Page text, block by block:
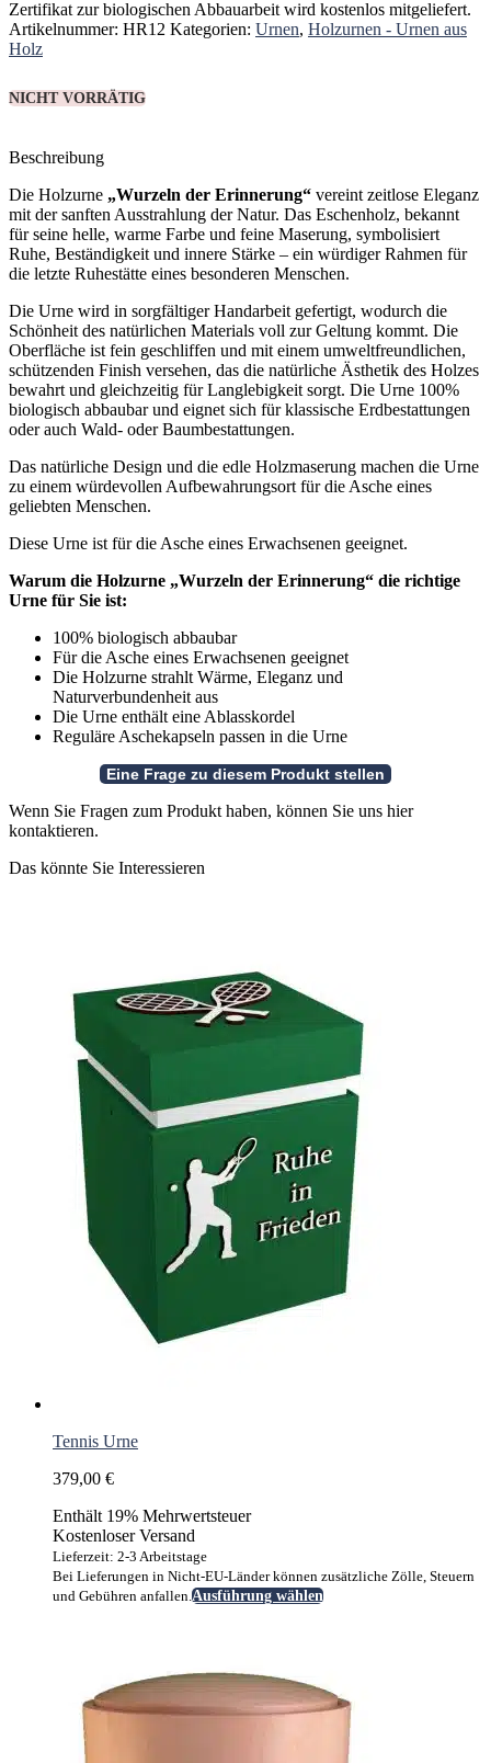
Zertifikat zur biologischen Abbauarbeit wird kostenlos mitgeliefert.
Artikelnummer: HR12 Kategorien: Urnen, Holzurnen - Urnen aus
Holz
NICHT VORRÄTIG
Beschreibung
Die Holzurne „Wurzeln der Erinnerung“ vereint zeitlose Eleganz
mit der sanften Ausstrahlung der Natur. Das Eschenholz, bekannt
für seine helle, warme Farbe und feine Maserung, symbolisiert
Ruhe, Beständigkeit und innere Stärke – ein würdiger Rahmen für
die letzte Ruhestätte eines besonderen Menschen.
Die Urne wird in sorgfältiger Handarbeit gefertigt, wodurch die
Schönheit des natürlichen Materials voll zur Geltung kommt. Die
Oberfläche ist fein geschliffen und mit einem umweltfreundlichen,
schützenden Finish versehen, das die natürliche Ästhetik des Holzes
bewahrt und gleichzeitig für Langlebigkeit sorgt. Die Urne 100%
biologisch abbaubar und eignet sich für klassische Erdbestattungen
oder auch Wald- oder Baumbestattungen.
Das natürliche Design und die edle Holzmaserung machen die Urne
zu einem würdevollen Aufbewahrungsort für die Asche eines
geliebten Menschen.
Diese Urne ist für die Asche eines Erwachsenen geeignet.
Warum die Holzurne „Wurzeln der Erinnerung“ die richtige
Urne für Sie ist:
100% biologisch abbaubar
Für die Asche eines Erwachsenen geeignet
Die Holzurne strahlt Wärme, Eleganz und
Naturverbundenheit aus
Die Urne enthält eine Ablasskordel
Reguläre Aschekapseln passen in die Urne
Wenn Sie Fragen zum Produkt haben, können Sie uns hier
kontaktieren.
Das könnte Sie Interessieren
Tennis Urne
379,00 €
Enthält 19% Mehrwertsteuer
Kostenloser Versand
Lieferzeit: 2-3 Arbeitstage
Bei Lieferungen in Nicht-EU-Länder können zusätzliche Zölle, Steuern
und Gebühren anfallen.Ausführung wählenDieses
auf.
Die
Optionen
können